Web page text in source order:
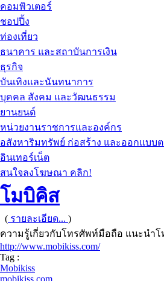
คอมพิวเตอร์
ชอปปิ้ง
ท่องเที่ยว
ธนาคาร และสถาบันการเงิน
ธุรกิจ
บันเทิงและนันทนาการ
บุคคล สังคม และวัฒนธรรม
ยานยนต์
หน่วยงานราชการและองค์กร
อสังหาริมทรัพย์ ก่อสร้าง และออกแบบ
อินเทอร์เน็ต
สนใจลงโฆษณา คลิก!
โมบิคิส
( รายละเอียด... )
ความรู้เกี่ยวกับโทรศัพท์มือถือ แนะนำ
http://www.mobikiss.com/
Tag :
Mobikiss
mobikiss.com